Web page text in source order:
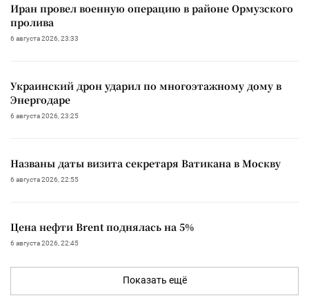
Иран провел военную операцию в районе Ормузского
пролива
6 августа 2026, 23:33
Украинский дрон ударил по многоэтажному дому в
Энергодаре
6 августа 2026, 23:25
Названы даты визита секретаря Ватикана в Москву
6 августа 2026, 22:55
Цена нефти Brent поднялась на 5%
6 августа 2026, 22:45
Показать ещё